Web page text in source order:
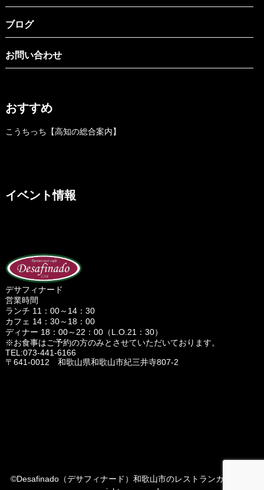
ブログ
お問い合わせ
おすすめ
こうちっち【高知の総合案内】
イベント情報
デサフィナード
営業時間
ランチ 11：00～14：30
カフェ 14：30～18：00
ディナー 18：00～22：00（L.O.21：30）
※お食事はご予約の方のみとさせていただいております。
TEL:073-441-6166
〒641-0012 和歌山県和歌山市紀三井寺807-2
©Desafinado（デサフィナード）和歌山市のレストランカフェ, All